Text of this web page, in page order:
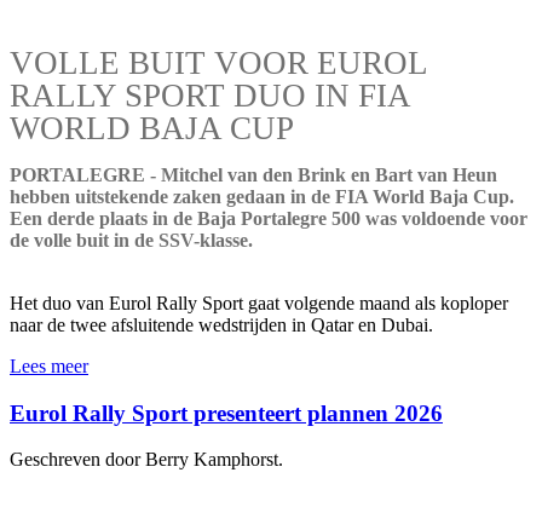
VOLLE BUIT VOOR EUROL
RALLY SPORT DUO IN FIA
WORLD BAJA CUP
PORTALEGRE - Mitchel van den Brink en Bart van Heun
hebben uitstekende zaken gedaan in de FIA World Baja Cup.
Een derde plaats in de Baja Portalegre 500 was voldoende voor
de volle buit in de SSV-klasse.
Het duo van Eurol Rally Sport gaat volgende maand als koploper
naar de twee afsluitende wedstrijden in Qatar en Dubai.
Lees meer
Eurol Rally Sport presenteert plannen 2026
Geschreven door Berry Kamphorst.